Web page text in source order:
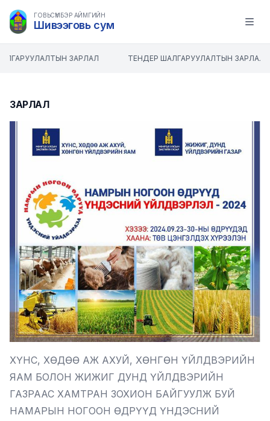
ГОВЬСҮМБЭР АЙМГИЙН
Шивээговь сум Open
ЗАРЛАЛ ТЕНДЕР ШАЛГАРУУЛАЛТЫН ЗАРЛАЛ
ЗАРЛАЛ
ХҮНС, ХӨДӨӨ АЖ АХУЙ, ХӨНГӨН ҮЙЛДВЭРИЙН
ЯАМ БОЛОН ЖИЖИГ ДУНД ҮЙЛДВЭРИЙН
ГАЗРААС ХАМТРАН ЗОХИОН БАЙГУУЛЖ БУЙ
НАМАРЫН НОГООН ӨДРҮҮД ҮНДЭСНИЙ